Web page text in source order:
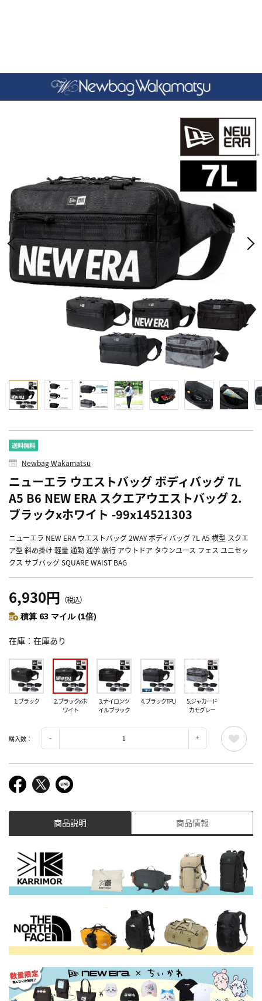
Newbag Wakamatsu
ニューエラ ウエストバッグ ボディバッグ 7L
A5 B6 NEW ERA スクエアウエストバッグ 2.
ブラックxホワイト -99x14521303
ニューエラ NEW ERA ウエストバッグ 2WAY ボディバッグ 7L A5 横型 スクエ
ア型 斜め掛け 軽量 通勤 通学 旅行 アウトドア タウンユース フェス ユニセッ
クス サブバッグ SQUARE WAIST BAG
6,930円 （税込）
積算 63 マイル (1倍)
在庫 在庫あり
1.ブラック
2.ブラックxホ
ワイト
3.ナイロンツ
イルブラック
4.ブラックTPU
5.ジャカード
カモグレー
購入数：
商品説明 商品情報